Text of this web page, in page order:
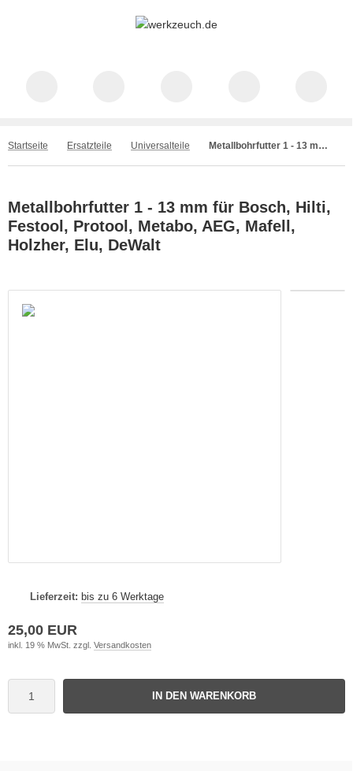
Startseite Ersatzteile Universalteile Metallbohrfutter 1 - 13 mm für Bosch, Hilti, Festool, Protool, Metabo, AEG, Mafell, Holzher, Elu, DeWalt
Metallbohrfutter 1 - 13 mm für Bosch, Hilti,
Festool, Protool, Metabo, AEG, Mafell,
Holzher, Elu, DeWalt
Lieferzeit: bis zu 6 Werktage
25,00 EUR
inkl. 19 % MwSt. zzgl. Versandkosten
IN DEN WARENKORB